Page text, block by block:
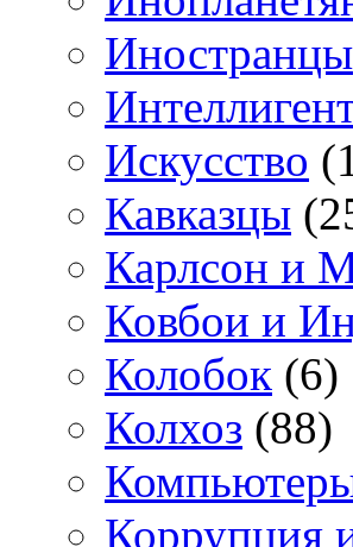
Иностранцы
Искусство
Кавказцы
Карлсон и
Ковбои и
Колобок (6)
Колхоз (88)
Коррупция